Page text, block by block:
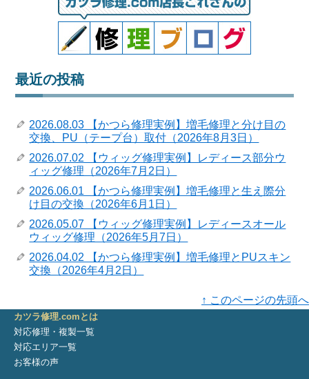
最近の投稿
2026.08.03 【かつら修理実例】増毛修理と分け目の
交換、PU（テープ台）取付（2026年8月3日）
2026.07.02 【ウィッグ修理実例】レディース部分ウ
ィッグ修理（2026年7月2日）
2026.06.01 【かつら修理実例】増毛修理と生え際分
け目の交換（2026年6月1日）
2026.05.07 【ウィッグ修理実例】レディースオール
ウィッグ修理（2026年5月7日）
2026.04.02 【かつら修理実例】増毛修理とPUスキン
交換（2026年4月2日）
↑ このページの先頭へ
カツラ修理.comとは
対応修理・複製一覧
対応エリア一覧
お客様の声